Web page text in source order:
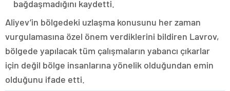
bağdaşmadığını kaydetti.
Aliyev’in bölgedeki uzlaşma konusunu her zaman
vurgulamasına özel önem verdiklerini bildiren Lavrov,
bölgede yapılacak tüm çalışmaların yabancı çıkarlar
için değil bölge insanlarına yönelik olduğundan emin
olduğunu ifade etti.